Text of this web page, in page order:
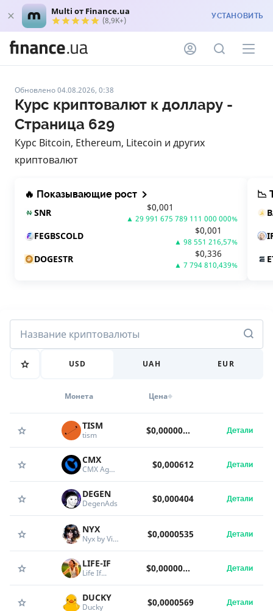
Multi от Finance.ua
(8,9K+) УСТАНОВИТЬ
Обновлено 04.08.2026, 0:38
Курс криптовалют к доллару -
Страница 629
Курс Bitcoin, Ethereum, Litecoin и других
криптовалют
🔥 Показывающие рост
SNR
$0,001
▲ 29 991 675 789 111 000 000%
FEGBSCOLD $0,001
▲ 98 551 216,57%
DOGESTR $0,336
▲ 7 794 810,439%
📉
USD UAH EUR
Монета Цена
TISM
tism $0,00000995 Детали
CMX
CMX Agent $0,000612 Детали
DEGEN
DegenAds $0,000404 Детали
NYX
Nyx by Virtuals $0,0000535 Детали
LIFE-IF
Life If... $0,00000878 Детали
DUCKY
Ducky $0,0000569 Детали